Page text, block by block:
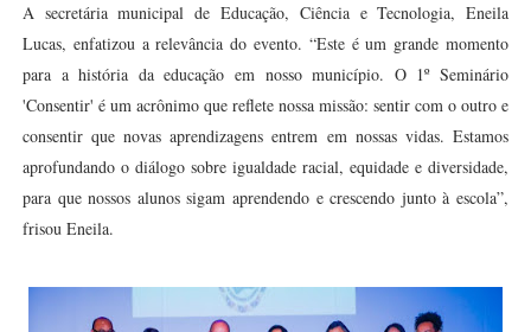
A secretária municipal de Educação, Ciência e Tecnologia, Eneila
Lucas, enfatizou a relevância do evento. “Este é um grande momento
para a história da educação em nosso município. O 1º Seminário
'Consentir' é um acrônimo que reflete nossa missão: sentir com o outro e
consentir que novas aprendizagens entrem em nossas vidas. Estamos
aprofundando o diálogo sobre igualdade racial, equidade e diversidade,
para que nossos alunos sigam aprendendo e crescendo junto à escola”,
frisou Eneila.